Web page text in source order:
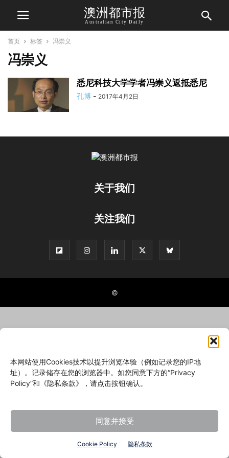
本网站使用Cookies技术以提升浏览体验（例如记录您的IP地
址）。记录储存在您的浏览器中。如您同意下方的“Privacy
Policy”和《隐私条款》，请点击按钮确认。
同意并接受
Cookie Policy 隐私条款
澳洲都市报
Australian City Daily
首页 标签 冯崇义
冯崇义
悉尼科技大学学者冯崇义返抵悉尼
孔博 - 2017年4月2日
关于我们
关注我们
©